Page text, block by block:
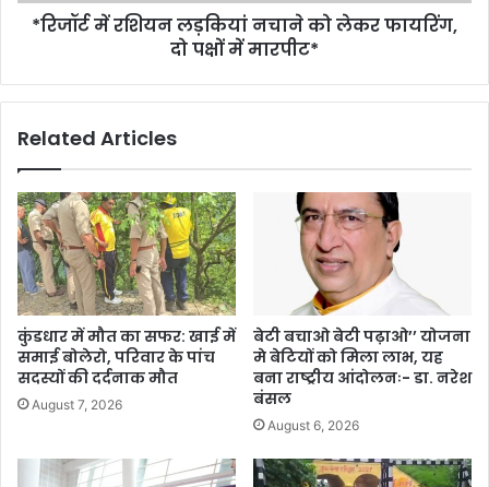
*रिजॉर्ट में रशियन लड़कियां नचाने को लेकर फायरिंग,
दो पक्षों में मारपीट*
Related Articles
कुंडधार में मौत का सफर: खाई में
समाई बोलेरो, परिवार के पांच
सदस्यों की दर्दनाक मौत
August 7, 2026
बेटी बचाओ बेटी पढ़ाओ’’ योजना
मे बेटियों को मिला लाभ, यह
बना राष्ट्रीय आंदोलनः- डा. नरेश
बंसल
August 6, 2026